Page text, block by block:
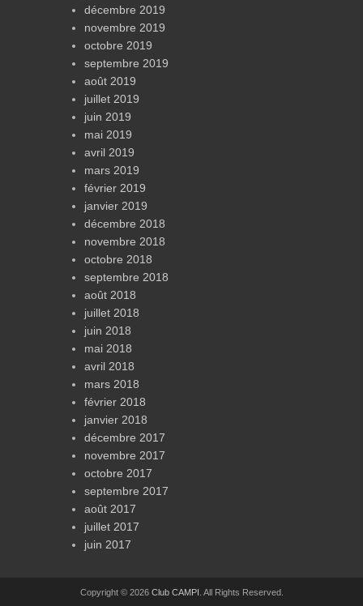
décembre 2019
novembre 2019
octobre 2019
septembre 2019
août 2019
juillet 2019
juin 2019
mai 2019
avril 2019
mars 2019
février 2019
janvier 2019
décembre 2018
novembre 2018
octobre 2018
septembre 2018
août 2018
juillet 2018
juin 2018
mai 2018
avril 2018
mars 2018
février 2018
janvier 2018
décembre 2017
novembre 2017
octobre 2017
septembre 2017
août 2017
juillet 2017
juin 2017
Copyright © 2026 Club CAMPI . All Rights Reserved.